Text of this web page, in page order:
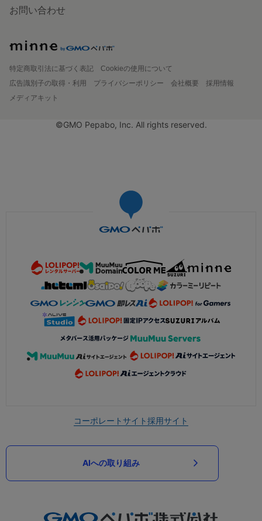
お問い合わせ
特定商取引法に基づく表記
Cookieの使用について
広告識別子の取得・利用
プライバシーポリシー 会社概要
採用情報
メディアキット
©GMO Pepabo, Inc. All rights reserved.
コーポレートサイト採用サイト
AIへの取り組み